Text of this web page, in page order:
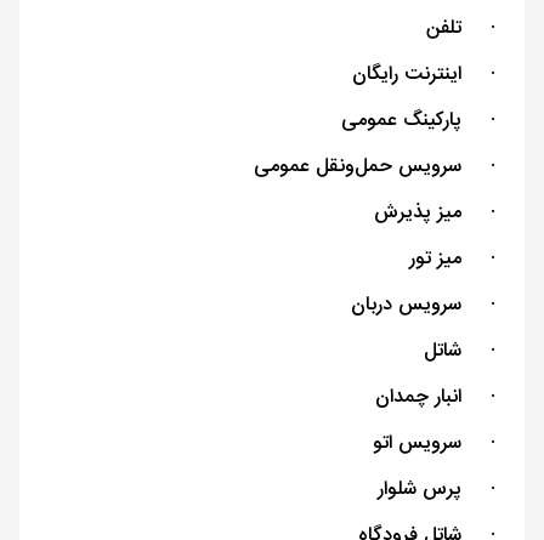
·
تلفن
·
اینترنت رایگان
·
پارکینگ عمومی
·
سرویس حمل‌و‌نقل عمومی
·
میز پذیرش
·
میز تور
·
سرویس دربان
·
شاتل
·
انبار چمدان
·
سرویس اتو
·
پرس شلوار